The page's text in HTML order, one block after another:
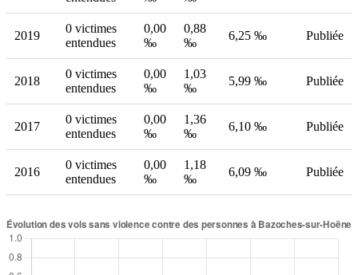
2019
0 victimes
entendues
0,00
‰
0,88
‰
6,25 ‰ Publiée
2018
0 victimes
entendues
0,00
‰
1,03
‰
5,99 ‰ Publiée
2017
0 victimes
entendues
0,00
‰
1,36
‰
6,10 ‰ Publiée
2016
0 victimes
entendues
0,00
‰
1,18
‰
6,09 ‰ Publiée